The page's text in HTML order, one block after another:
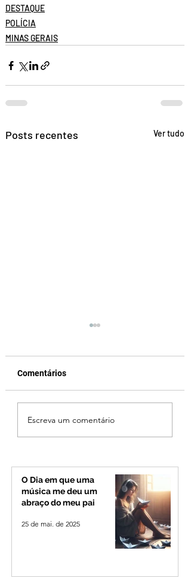
DESTAQUE
POLÍCIA
MINAS GERAIS
Posts recentes Ver tudo
Ciclone bomba no Sul
deve provocar rajadas
de vento e calor
Alto Paranaíba
Comentários
Escreva um comentário
O Dia em que uma
música me deu um
abraço do meu pai
25 de mai. de 2025